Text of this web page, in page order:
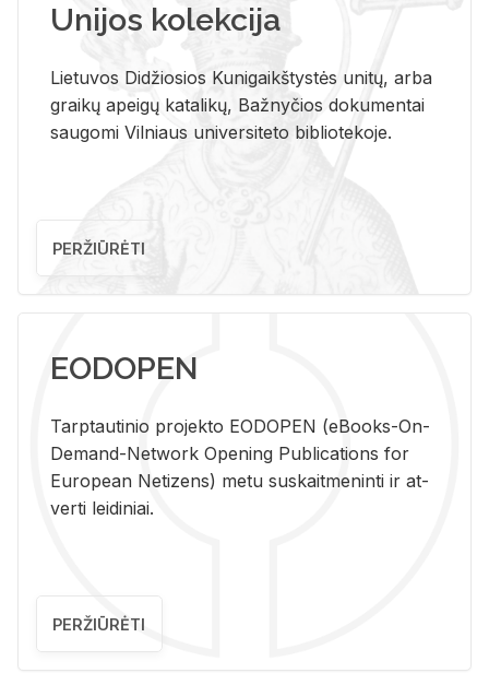
Unijos kolekcija
Lietuvos Didžiosios Kunigaikštystės unitų, arba
graikų apeigų katalikų, Bažnyčios dokumentai
saugomi Vilniaus universiteto bibliotekoje.
PERŽIŪRĖTI
EODOPEN
Tarp­tau­ti­nio pro­jek­to EO­DO­PEN (eBo­oks-On-
De­mand-Ne­twork Ope­ning Pub­li­ca­tions for
Eu­ro­pe­an Ne­ti­zens) metu su­skait­me­nin­ti ir at­
ver­ti lei­di­niai.
PERŽIŪRĖTI